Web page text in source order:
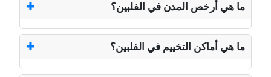
ما هي أرخص المدن في الفلبين؟
ما هي أماكن التخييم في الفلبين؟